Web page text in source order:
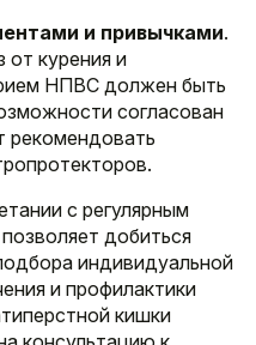
и привычками.
курения и
НПВС должен быть
согласован
рекомендовать
с регулярным
добиться
индивидуальной
и профилактики
кишки